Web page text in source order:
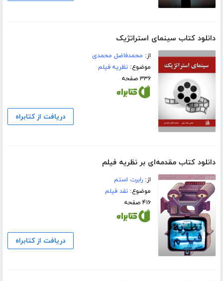
دانلود کتاب سینمای استراتژیک
از: محمدفاضل محمدی
موضوع:نظریه فیلم
۳۳۶ صفحه
دریافت از کتابراه
دانلود کتاب مقدمه‌ای بر نظریه فیلم
از:رابرت استم
موضوع:نقد فیلم
۴۱۶ صفحه
دریافت از کتابراه